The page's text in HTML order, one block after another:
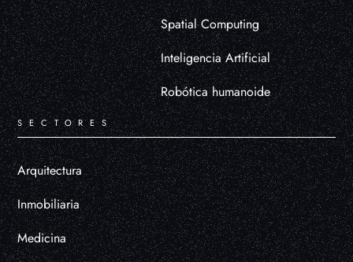
Spatial Computing
Inteligencia Artificial
Robótica humanoide
SECTORES
Arquitectura
Inmobiliaria
Medicina